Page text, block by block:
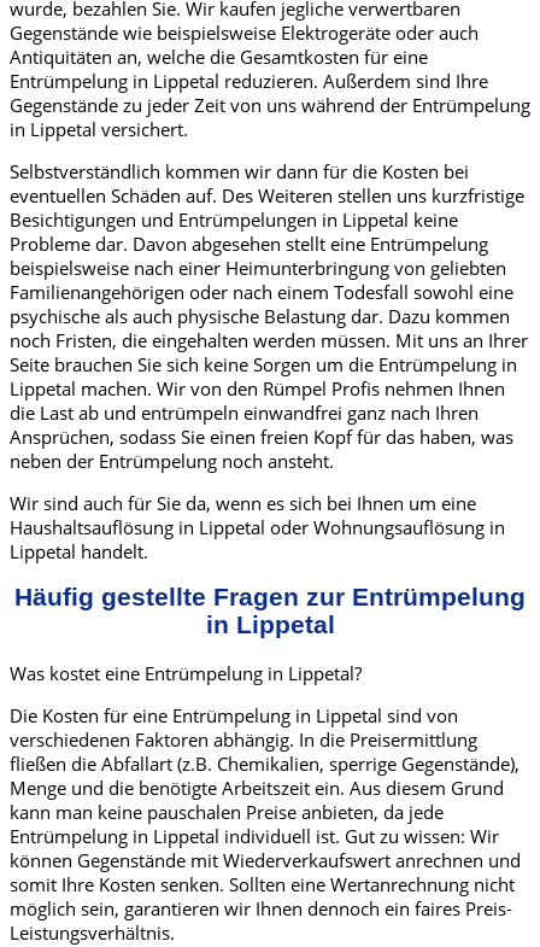
wurde, bezahlen Sie. Wir kaufen jegliche verwertbaren
Gegenstände wie beispielsweise Elektrogeräte oder auch
Antiquitäten an, welche die Gesamtkosten für eine
Entrümpelung in Lippetal reduzieren. Außerdem sind Ihre
Gegenstände zu jeder Zeit von uns während der Entrümpelung
in Lippetal versichert.
Selbstverständlich kommen wir dann für die Kosten bei
eventuellen Schäden auf. Des Weiteren stellen uns kurzfristige
Besichtigungen und Entrümpelungen in Lippetal keine
Probleme dar. Davon abgesehen stellt eine Entrümpelung
beispielsweise nach einer Heimunterbringung von geliebten
Familienangehörigen oder nach einem Todesfall sowohl eine
psychische als auch physische Belastung dar. Dazu kommen
noch Fristen, die eingehalten werden müssen. Mit uns an Ihrer
Seite brauchen Sie sich keine Sorgen um die Entrümpelung in
Lippetal machen. Wir von den Rümpel Profis nehmen Ihnen
die Last ab und entrümpeln einwandfrei ganz nach Ihren
Ansprüchen, sodass Sie einen freien Kopf für das haben, was
neben der Entrümpelung noch ansteht.
Wir sind auch für Sie da, wenn es sich bei Ihnen um eine
Haushaltsauflösung in Lippetal oder Wohnungsauflösung in
Lippetal handelt.
Häufig gestellte Fragen zur Entrümpelung
in Lippetal
Was kostet eine Entrümpelung in Lippetal?
Die Kosten für eine Entrümpelung in Lippetal sind von
verschiedenen Faktoren abhängig. In die Preisermittlung
fließen die Abfallart (z.B. Chemikalien, sperrige Gegenstände),
Menge und die benötigte Arbeitszeit ein. Aus diesem Grund
kann man keine pauschalen Preise anbieten, da jede
Entrümpelung in Lippetal individuell ist. Gut zu wissen: Wir
können Gegenstände mit Wiederverkaufswert anrechnen und
somit Ihre Kosten senken. Sollten eine Wertanrechnung nicht
möglich sein, garantieren wir Ihnen dennoch ein faires Preis-
Leistungsverhältnis.